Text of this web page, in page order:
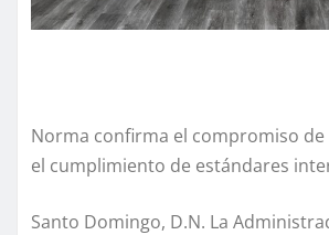
Norma confirma el compromiso de
el cumplimiento de estándares
Santo Domingo, D.N. La